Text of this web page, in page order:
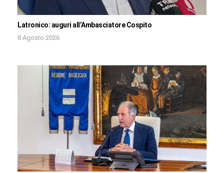
Latronico: auguri all’Ambasciatore Cospito
8 Agosto 2026